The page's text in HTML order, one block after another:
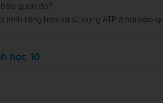
quan đó?
trình tổng hợp và sử dụng ATP ở hai bào
học 10